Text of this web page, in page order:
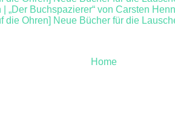
„Der Buchspazierer“ von Carsten Henn
die Ohren] Neue Bücher für die
Home